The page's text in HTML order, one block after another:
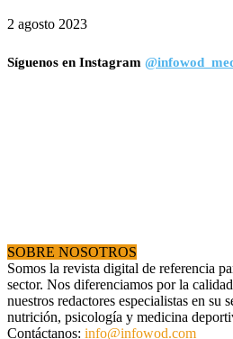
2 agosto 2023
Síguenos en Instagram
SOBRE NOSOTROS
Somos la revista digital de referencia
sector. Nos diferenciamos por la
nuestros redactores especialistas en su
nutrición, psicología y medicina
Contáctanos: info@infowod.com